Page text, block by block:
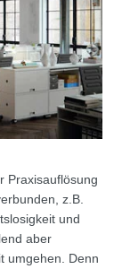
Praxisauflösung
z.B.
und
aber
umgehen. Denn